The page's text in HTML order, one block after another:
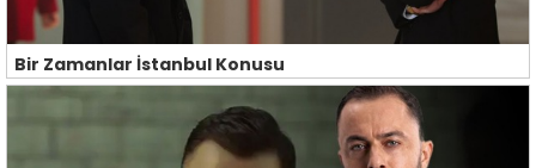
Bir Zamanlar İstanbul Konusu